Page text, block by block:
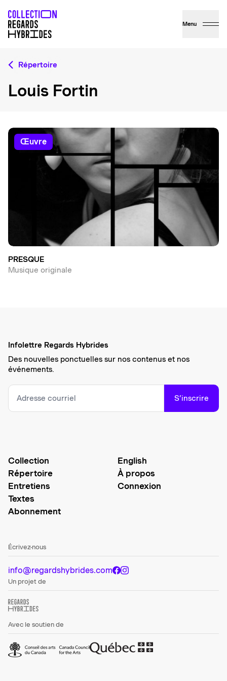
Menu
Répertoire
Louis Fortin
œuvre
PRESQUE
Musique originale
Infolettre Regards Hybrides
Des nouvelles ponctuelles sur nos contenus et nos
événements.
S’inscrire
Collection
Répertoire
Entretiens
Textes
Abonnement
English
À propos
Connexion
Écrivez-nous
info@regardshybrides.com
Un projet de
Avec le soutien de